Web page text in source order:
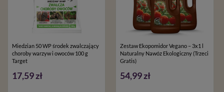
Miedzian 50 WP środek zwalczający
choroby warzyw i owoców 100 g
Target
17,59 zł
Zestaw Ekopomidor Vegano – 3x1 l
Naturalny Nawóz Ekologiczny (Trzeci
Gratis)
54,99 zł